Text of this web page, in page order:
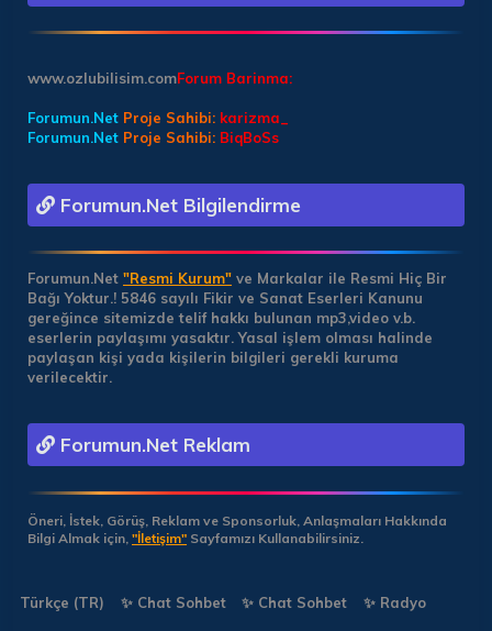
Forum Barinma:
www.ozlubilisim.com
Forumun.Net Proje Sahibi: karizma_
Forumun.Net Proje Sahibi: BiqBoSs
Forumun.Net Bilgilendirme
Forumun.Net "Resmi Kurum" ve Markalar ile Resmi Hiç Bir
Bağı Yoktur.! 5846 sayılı Fikir ve Sanat Eserleri Kanunu
gereğince sitemizde telif hakkı bulunan mp3,video v.b.
eserlerin paylaşımı yasaktır. Yasal işlem olması halinde
paylaşan kişi yada kişilerin bilgileri gerekli kuruma
verilecektir.
Forumun.Net Reklam
Öneri, İstek, Görüş, Reklam ve Sponsorluk, Anlaşmaları Hakkında
Bilgi Almak için, "İletişim" Sayfamızı Kullanabilirsiniz.
Türkçe (TR) ✨ Chat Sohbet ✨ Chat Sohbet ✨ Radyo